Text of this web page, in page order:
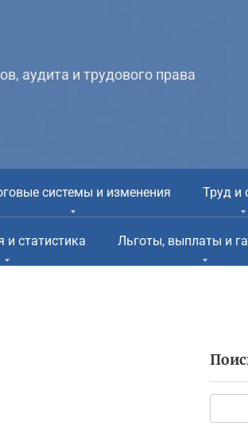
аудита и трудового права
системы и изменения Труд и
статистика Льготы, выплаты и